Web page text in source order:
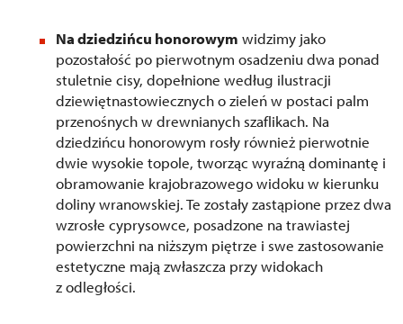
Na dziedzińcu honorowym widzimy jako
pozostałość po pierwotnym osadzeniu dwa ponad
stuletnie cisy, dopełnione według ilustracji
dziewiętnastowiecznych o zieleń w postaci palm
przenośnych w drewnianych szaflikach. Na
dziedzińcu honorowym rosły również pierwotnie
dwie wysokie topole, tworząc wyraźną dominantę i
obramowanie krajobrazowego widoku w kierunku
doliny wranowskiej. Te zostały zastąpione przez dwa
wzrosłe cyprysowce, posadzone na trawiastej
powierzchni na niższym piętrze i swe zastosowanie
estetyczne mają zwłaszcza przy widokach
z odległości.